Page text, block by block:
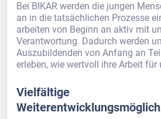
Bei BIKAR werden die jungen
an in die tatsächlichen Prozesse
arbeiten von Beginn an aktiv mit
Verantwortung. Dadurch werden
Auszubildenden von Anfang an
erleben, wie wertvoll ihre Arbeit für
Vielfältige